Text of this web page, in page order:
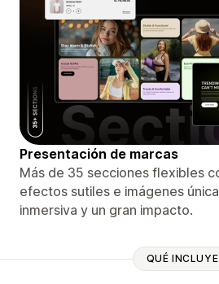
Presentación de marcas
Más de 35 secciones flexibles
efectos sutiles e imágenes
inmersiva y un gran impacto.
QUÉ INCLUYE